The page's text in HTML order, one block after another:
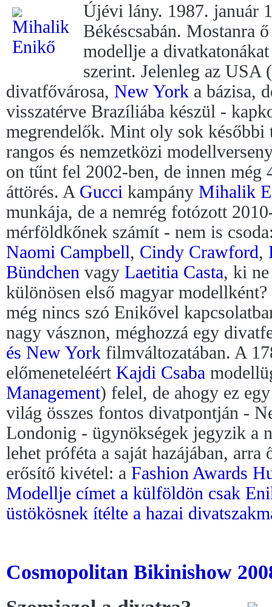
Újévi lány. 1987. január
Békéscsabán. Mostanra
modellje a
szerint. Jelenleg az USA
divatfővárosa, New York a bázisa,
visszatérve Brazíliába készül -
megrendelők. Mint oly sok későbbi
rangos és nemzetközi
on tűnt fel 2002-ben, de innen még
áttörés. A Gucci kampány Mihalik
munkája, de a nemrég fotózott
mérföldkőnek számít - nem is
Naomi Campbell, Cindy Crawford,
Bündchen vagy Laetitia Casta, ki
különösen első magyar
még nincs szó Enikővel
nagy vásznon, méghozzá egy
és New York filmváltozatában. A
előmeneteléért Kajdi Csaba
Management) felel, de ahogy ez
világ összes fontos divatpontján -
Londonig - ügynökségek jegyzik a
lehet próféta a saját hazájában, arra
erősítő kivétel: a Fashion Awards
Modellje címet a külföldön csak
üstökösnek ítélte a hazai
Cosmopolitan Bikinishow